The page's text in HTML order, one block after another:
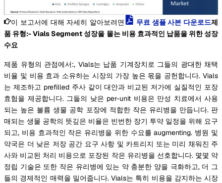
이 보고서에 대해 자세히 알아보려면 무료 샘플 사본 다운로드제
품 유형:- Vials Segment 성장을 몰는 비용 효과적인 납품을 위한 성장
수요
제품 유형의 관점에서:, Vials는 납품 기계장치로 그들의 광대한 채택
비율 및 비용 효과 소유하는 시장의 가장 높은 몫을 공헌합니다. Vials
는 제조하고 prefilled 주사 같이 대안과 비교된 저가에 실질적인 포장
효험을 제공합니다. 그들의 낮은 per-unit 비용은 만성 치료에서 사용
되는 높은 볼륨 생물 공학 포장에 적합한 작은 유리병을 만듭니다. 판
매되는 생물 공학의 뜻깊은 비율은 빈번한 장기 투약 일정을 위해 요구
되고, 비용 효과적인 작은 유리병을 위한 수요를 augmenting. 병원 및
약국은 더 낮은 저장 공간 요구 사항 및 카트리지 또는 미리 채워진 주
사와 비교된 처리 비용으로 포장된 작은 유리병을 선호합니다. 몇몇 약
정립 기술은 또한 작은 유리병에 있는 약 충분한 양을 극화하고, 더 그
들의 경제적인 매력을 밀어줍니다. Vials는 특히 비용을 감지하는 시장